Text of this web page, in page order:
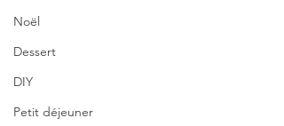
Noël
Dessert
DIY
Petit déjeuner